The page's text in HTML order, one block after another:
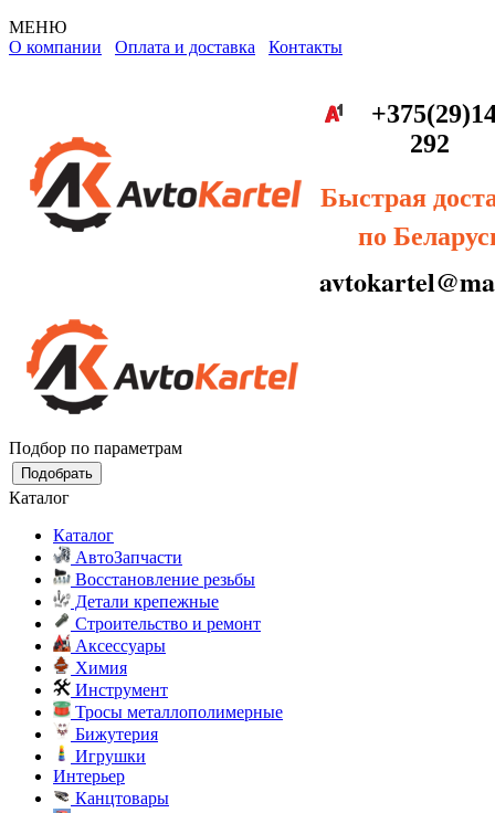
МЕНЮ
О компании Оплата и доставка Контакты
292
Быстрая
по
Подбор по параметрам
Подобрать
Каталог
Каталог
АвтоЗапчасти
Восстановление резьбы
Детали крепежные
Строительство и ремонт
Аксессуары
Химия
Инструмент
Тросы металлополимерные
Бижутерия
Игрушки
Интерьер
Канцтовары